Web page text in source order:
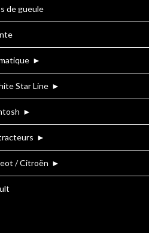
de gueule
►
Star Line ►
►
►
/ Citroën ►